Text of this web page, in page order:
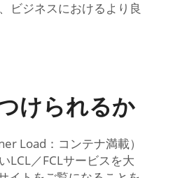
ビジネスにおけるより良
けられるか
Load：コンテナ満載）
LCL／FCLサービスを大